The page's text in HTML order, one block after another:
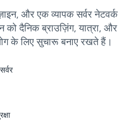
और एक व्यापक सर्वर नेटवर्क
को दैनिक ब्राउज़िंग, यात्रा, और
के लिए सुचारू बनाए रखते हैं।